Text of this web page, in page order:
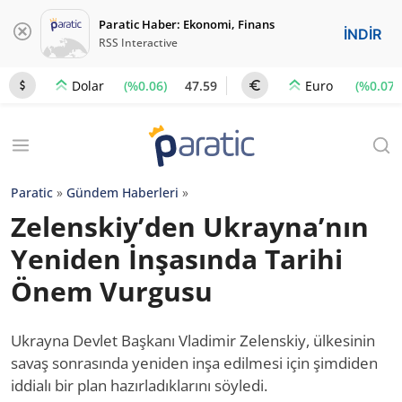
Paratic Haber: Ekonomi, Finans
RSS Interactive İNDİR
Dolar (%0.06) 47.59 Euro (%0.07)
Paratic » Gündem Haberleri »
Zelenskiy’den Ukrayna’nın
Yeniden İnşasında Tarihi
Önem Vurgusu
Ukrayna Devlet Başkanı Vladimir Zelenskiy, ülkesinin
savaş sonrasında yeniden inşa edilmesi için şimdiden
iddialı bir plan hazırladıklarını söyledi.